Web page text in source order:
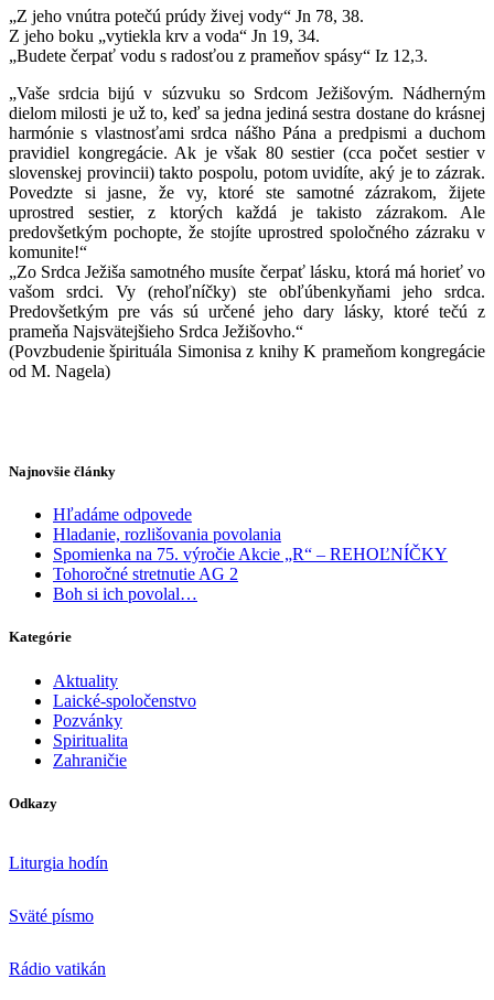
„Z jeho vnútra potečú prúdy živej vody“ Jn 78, 38.
Z jeho boku „vytiekla krv a voda“ Jn 19, 34.
„Budete čerpať vodu s radosťou z prameňov spásy“ Iz 12,3.
„Vaše srdcia bijú v súzvuku so Srdcom Ježišovým. Nádherným
dielom milosti je už to, keď sa jedna jediná sestra dostane do krásnej
harmónie s vlastnosťami srdca nášho Pána a predpismi a duchom
pravidiel kongregácie. Ak je však 80 sestier (cca počet sestier v
slovenskej provincii) takto pospolu, potom uvidíte, aký je to zázrak.
Povedzte si jasne, že vy, ktoré ste samotné zázrakom, žijete
uprostred sestier, z ktorých každá je takisto zázrakom. Ale
predovšetkým pochopte, že stojíte uprostred spoločného zázraku v
komunite!“
„Zo Srdca Ježiša samotného musíte čerpať lásku, ktorá má horieť vo
vašom srdci. Vy (rehoľníčky) ste obľúbenkyňami jeho srdca.
Predovšetkým pre vás sú určené jeho dary lásky, ktoré tečú z
prameňa Najsvätejšieho Srdca Ježišovho.“
(Povzbudenie špirituála Simonisa z knihy K prameňom kongregácie
od M. Nagela)
Najnovšie články
Hľadáme odpovede
Hladanie, rozlišovania povolania
Spomienka na 75. výročie Akcie „R“ – REHOĽNÍČKY
Tohoročné stretnutie AG 2
Boh si ich povolal…
Kategórie
Aktuality
Laické-spoločenstvo
Pozvánky
Spiritualita
Zahraničie
Odkazy
Liturgia hodín
Sväté písmo
Rádio vatikán